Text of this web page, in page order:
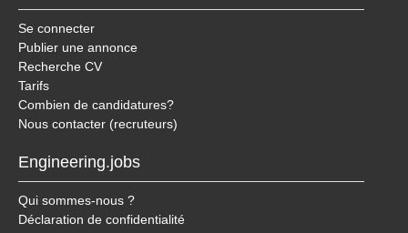
Se connecter
Publier une annonce
Recherche CV
Tarifs
Combien de candidatures?
Nous contacter (recruteurs)
Engineering.jobs
Qui sommes-nous ?
Déclaration de confidentialité